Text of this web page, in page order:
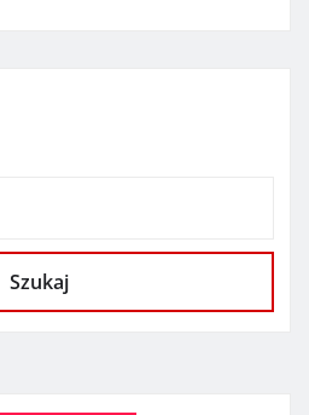
Szukaj